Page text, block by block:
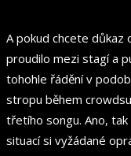
A pokud chcete
proudilo mezi stagí a
tohohle řádění v
stropu během
třetího songu. Ano,
situací si vyžádané